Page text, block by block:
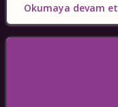
Okumaya devam et